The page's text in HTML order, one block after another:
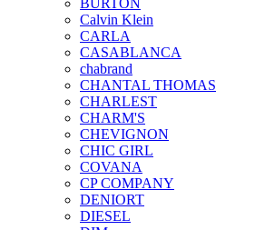
Calvin Klein
CARLA
CASABLANCA
chabrand
CHANTAL THOMAS
CHARLEST
CHARM'S
CHEVIGNON
CHIC GIRL
COVANA
CP COMPANY
DENIORT
DIESEL